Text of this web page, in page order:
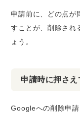
申請前に、どの点が
すことが、削除され
ょう。
申請時に押さ
Googleへの削除申